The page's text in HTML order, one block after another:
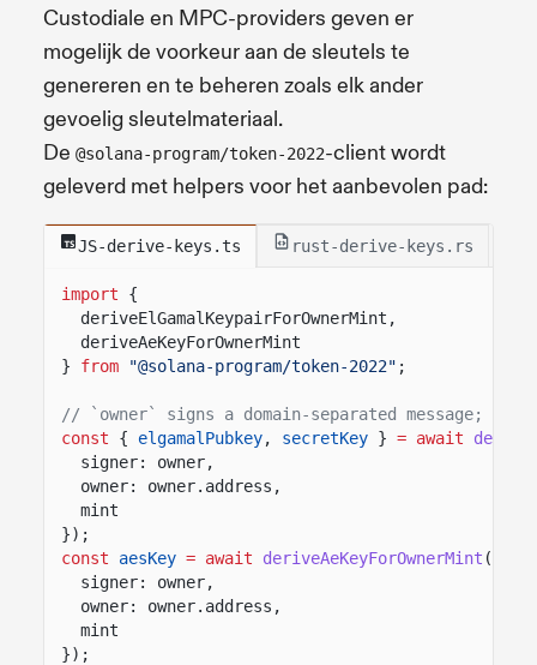
Custodiale en MPC-providers geven er
mogelijk de voorkeur aan de sleutels te
genereren en te beheren zoals elk ander
gevoelig sleutelmateriaal.
De @solana-program/token-2022-client wordt
geleverd met helpers voor het aanbevolen pad:
JS-derive-keys.ts rust-derive-keys.rs
import
{
deriveElGamalKeypairForOwnerMint,
deriveAeKeyForOwnerMint
}
from "@solana-program/token-2022" ;
// `owner` signs a domain-separated message;
const
{ elgamalPubkey, secretKey } = await
signer: owner,
owner: owner.address,
mint
});
const
aesKey = await deriveAeKeyForOwnerMint ({
signer: owner,
owner: owner.address,
mint
});